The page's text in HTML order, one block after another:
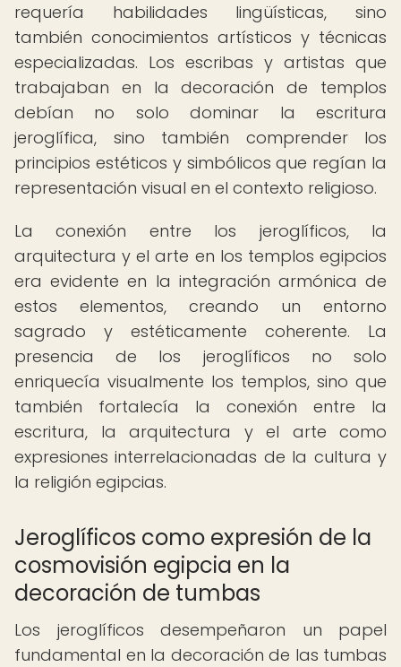
requería habilidades lingüísticas, sino
también conocimientos artísticos y técnicas
especializadas. Los escribas y artistas que
trabajaban en la decoración de templos
debían no solo dominar la escritura
jeroglífica, sino también comprender los
principios estéticos y simbólicos que regían la
representación visual en el contexto religioso.
La conexión entre los jeroglíficos, la
arquitectura y el arte en los templos egipcios
era evidente en la integración armónica de
estos elementos, creando un entorno
sagrado y estéticamente coherente. La
presencia de los jeroglíficos no solo
enriquecía visualmente los templos, sino que
también fortalecía la conexión entre la
escritura, la arquitectura y el arte como
expresiones interrelacionadas de la cultura y
la religión egipcias.
Jeroglíficos como expresión de la
cosmovisión egipcia en la
decoración de tumbas
Los jeroglíficos desempeñaron un papel
fundamental en la decoración de las tumbas